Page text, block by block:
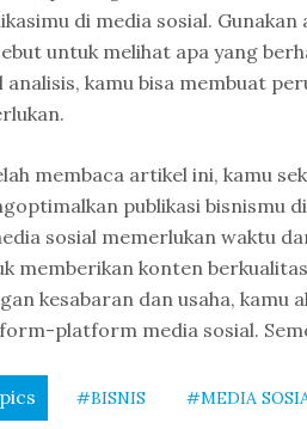
di media sosial.
untuk melihat apa yang
analisis, kamu bisa membuat
membaca artikel ini, kamu
publikasi bisnismu
sosial memerlukan waktu
memberikan konten
kesabaran dan usaha, kamu
platform media sosial.
#BISNIS #MEDIA